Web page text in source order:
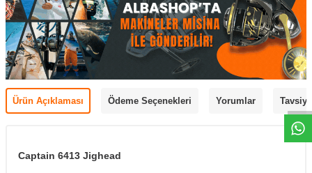
Ürün Açıklaması Ödeme Seçenekleri Yorumlar
Captain 6413 Jighead